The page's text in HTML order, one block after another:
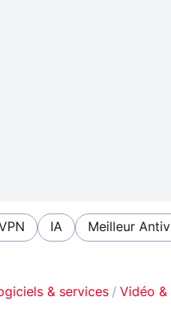
IA Meilleur
& services Vidéo &